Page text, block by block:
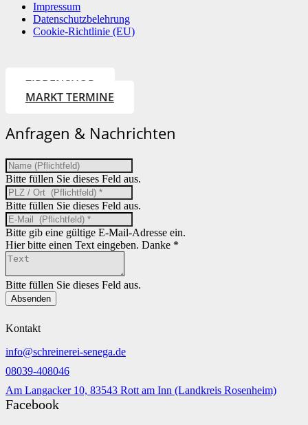
Impressum
Datenschutzbelehrung
Cookie-Richtlinie (EU)
ZIRBENSHOP
MARKT TERMINE
Anfragen & Nachrichten
Bitte füllen Sie dieses Feld aus.
Bitte füllen Sie dieses Feld aus.
Bitte gib eine gültige E-Mail-Adresse ein.
Hier bitte einen Text eingeben. Danke *
Bitte füllen Sie dieses Feld aus.
Absenden
Kontakt
info@schreinerei-senega.de
08039-408046
Am Langacker 10, 83543 Rott am Inn (Landkreis Rosenheim)
Facebook